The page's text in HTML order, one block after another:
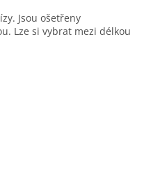
Jsou ošetřeny
Lze si vybrat mezi délkou